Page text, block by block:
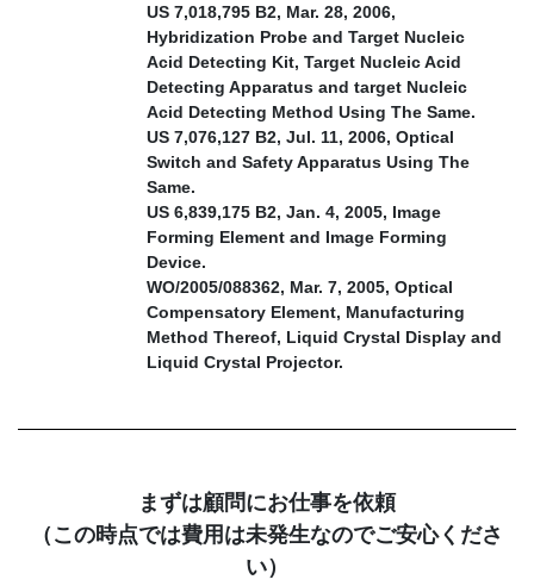
US 7,018,795 B2, Mar. 28, 2006,
Hybridization Probe and Target Nucleic
Acid Detecting Kit, Target Nucleic Acid
Detecting Apparatus and target Nucleic
Acid Detecting Method Using The Same.
US 7,076,127 B2, Jul. 11, 2006, Optical
Switch and Safety Apparatus Using The
Same.
US 6,839,175 B2, Jan. 4, 2005, Image
Forming Element and Image Forming
Device.
WO/2005/088362, Mar. 7, 2005, Optical
Compensatory Element, Manufacturing
Method Thereof, Liquid Crystal Display and
Liquid Crystal Projector.
まずは顧問にお仕事を依頼
（この時点では費用は未発生なのでご安心くださ
い）